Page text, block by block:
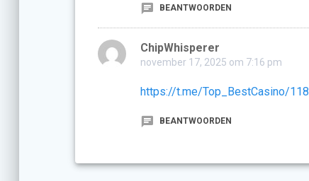
BEANTWOORDEN
ChipWhisperer
november 17, 2025 om 7:16 pm
https://t.me/Top_BestCasino/118
BEANTWOORDEN